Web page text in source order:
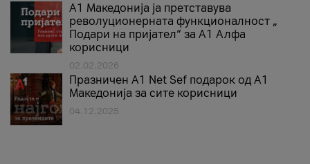
А1 Македонија ја претставува
револуционерната функционалност „
Подари на пријател“ за А1 Алфа
корисници
02.02.2026
Празничен A1 Net Sеf подарок од А1
Македонија за сите корисници
04.12.2025